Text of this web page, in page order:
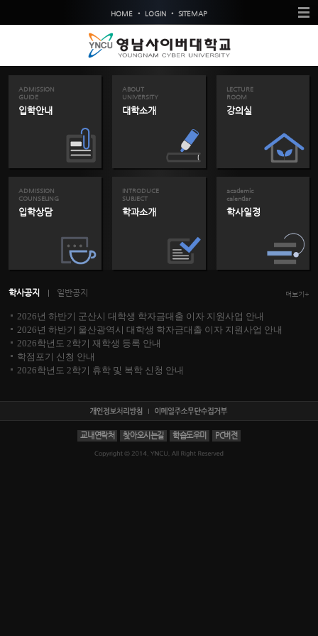
HOME • LOGIN • SITEMAP
ADMISSION
GUIDE
입학안내
ABOUT
UNIVERSITY
대학소개
LECTURE
ROOM
강의실
ADMISSION
COUNSELING
입학상담
INTRODUCE
SUBJECT
학과소개
academic
calendar
학사일정
학사공지 일반공지 더보기+
2026년 하반기 군산시 대학생 학자금대출 이자 지원사업 안내
2026년 하반기 울산광역시 대학생 학자금대출 이자 지원사업 안내
2026학년도 2학기 재학생 등록 안내
학점포기 신청 안내
2026학년도 2학기 휴학 및 복학 신청 안내
교내연락처 찾아오시는길 학습도우미 PC버전